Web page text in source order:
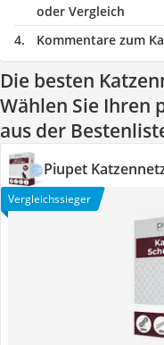
oder Vergleich
Kommentare zum
Die besten
Wählen Sie Ihren
aus der
Piupet
Vergleichssieger